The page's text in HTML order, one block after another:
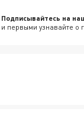
Подписывайтесь на
и первыми узнавайте о